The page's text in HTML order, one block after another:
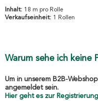
Inhalt: 18 m pro Rolle
Verkaufseinheit: 1 Rollen
Warum sehe ich keine
Um in unserem B2B-
angemeldet sein.
Hier geht es zur